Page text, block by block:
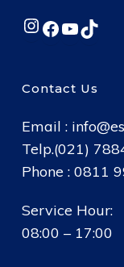
Instagram
Facebook
YouTube
Contact Us
Email :
Telp.(021)
Phone : 0811
Service Hour:
08:00 – 17:00